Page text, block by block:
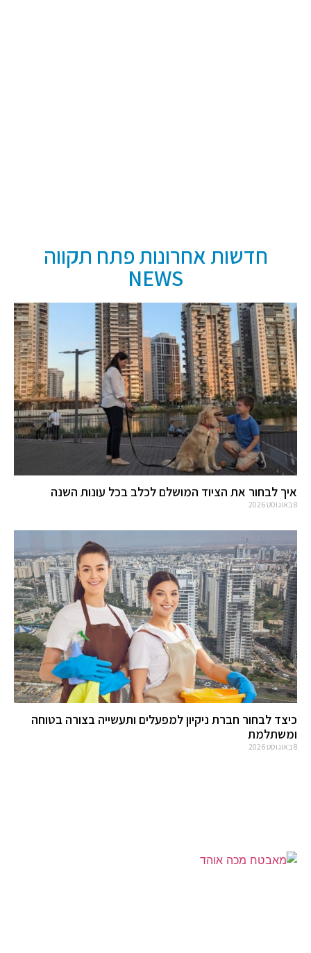
חדשות אחרונות פתח תקווה
NEWS
איך לבחור את הציוד המושלם לכלב בכל עונות השנה
8 באוגוסט 2026
כיצד לבחור חברת ניקיון למפעלים ותעשייה בצורה בטוחה
ומשתלמת
8 באוגוסט 2026